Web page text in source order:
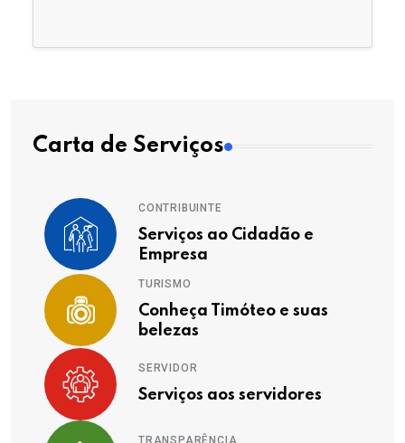
Carta de Serviços
CONTRIBUINTE
Serviços ao Cidadão e
Empresa
TURISMO
Conheça Timóteo e suas
belezas
SERVIDOR
Serviços aos servidores
TRANSPARÊNCIA